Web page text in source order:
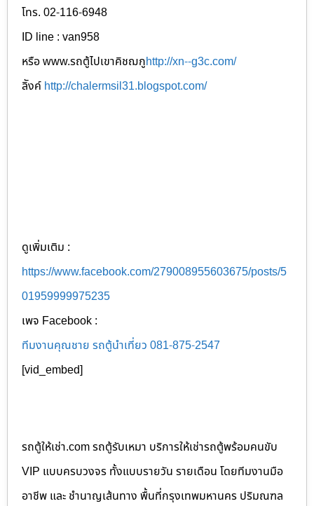
โทร. 02-116-6948
ID line : van958
หรือ www.รถตู้ไปเขาคิชฌกูhttp://xn--g3c.com/
ลิังค์ http://chalermsil31.blogspot.com/
ดูเพิ่มเติม :
https://www.facebook.com/279008955603675/posts/5
01959999975235
เพจ Facebook :
ทีมงานคุณชาย รถตู้นำเที่ยว 081-875-2547
[vid_embed]
รถตู้ให้เช่า.com รถตู้รับเหมา บริการให้เช่ารถตู้พร้อมคนขับ
VIP แบบครบวงจร ทั้งแบบรายวัน รายเดือน โดยทีมงานมือ
อาชีพ และ ชำนาญเส้นทาง พื้นที่กรุงเทพมหานคร ปริมณฑล